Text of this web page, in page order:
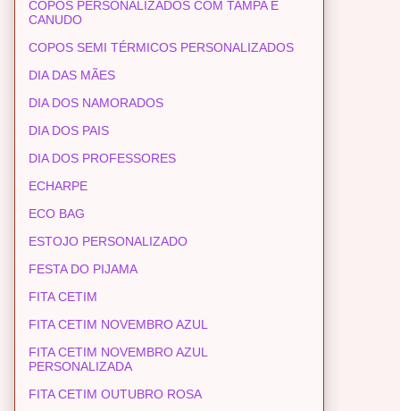
COPOS PERSONALIZADOS COM TAMPA E
CANUDO
COPOS SEMI TÉRMICOS PERSONALIZADOS
DIA DAS MÃES
DIA DOS NAMORADOS
DIA DOS PAIS
DIA DOS PROFESSORES
ECHARPE
ECO BAG
ESTOJO PERSONALIZADO
FESTA DO PIJAMA
FITA CETIM
FITA CETIM NOVEMBRO AZUL
FITA CETIM NOVEMBRO AZUL
PERSONALIZADA
FITA CETIM OUTUBRO ROSA